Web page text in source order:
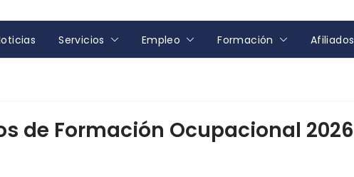
Servicios Empleo Formación Afiliados
de Formación Ocupacional 2026